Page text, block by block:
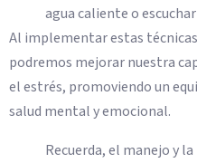
agua caliente o
Al implementar estas
podremos mejorar nuestra
el estrés, promoviendo un
salud mental y emocional.
Recuerda, el manejo y la